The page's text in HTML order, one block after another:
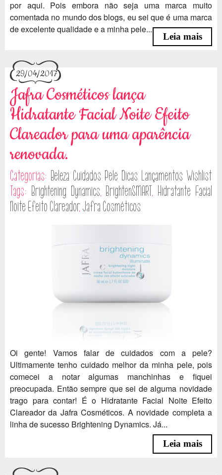
por aqui. Pois embora não seja uma marca muito
comentada no mundo dos blogs, eu sei que é uma marca
de excelente qualidade e a minha pele...
Leia mais
29/04/2017
Jafra Cosméticos lança
Hidratante Facial Noite Efeito
Clareador para uma aparência
renovada.
Categorias: Beleza Cuidados Pele Dicas Lançamentos Wishlist
Tags: Brightening Dynamics, BrightenSMART , Hidratante Facial
Noite Efeito Clareador,Jafra Cosméticos
Oi gente! Vamos falar de cuidados com a pele?
Ultimamente tenho cuidado melhor da minha pele, pois
comecei a notar algumas manchinhas e fiquei
preocupada. Então sempre que sei de alguma novidade
trago para contar! É o Hidratante Facial Noite Efeito
Clareador da Jafra Cosméticos. A novidade completa a
linha de sucesso Brightening Dynamics. Já...
Leia mais